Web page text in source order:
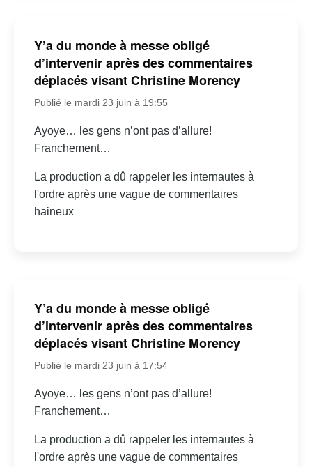
Y’a du monde à messe obligé
d’intervenir après des commentaires
déplacés visant Christine Morency
Publié le mardi 23 juin à 19:55
Ayoye… les gens n’ont pas d’allure!
Franchement…
La production a dû rappeler les internautes à
l'ordre après une vague de commentaires
haineux
Y’a du monde à messe obligé
d’intervenir après des commentaires
déplacés visant Christine Morency
Publié le mardi 23 juin à 17:54
Ayoye… les gens n’ont pas d’allure!
Franchement…
La production a dû rappeler les internautes à
l'ordre après une vague de commentaires